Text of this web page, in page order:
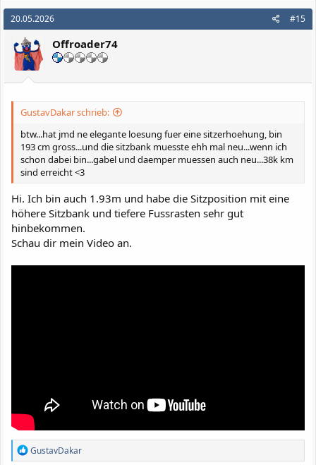
20.05.2026 #15
Offroader74
GustavDakar schrieb:
btw...hat jmd ne elegante loesung fuer eine sitzerhoehung, bin
193 cm gross...und die sitzbank muesste ehh mal neu...wenn ich
schon dabei bin...gabel und daemper muessen auch neu...38k km
sind erreicht <3
Hi. Ich bin auch 1.93m und habe die Sitzposition mit eine
höhere Sitzbank und tiefere Fussrasten sehr gut
hinbekommen.
Schau dir mein Video an.
R
e
GustavDakar